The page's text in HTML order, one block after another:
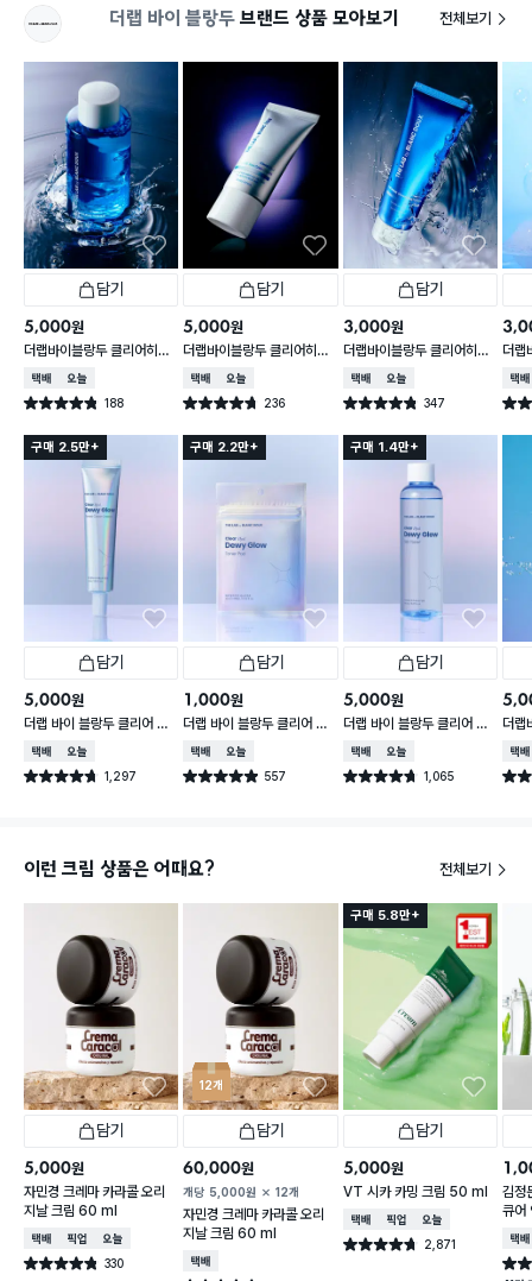
더랩 바이 블랑두 브랜드 상품 모아보기 전체보기
담기
5,000원
더랩바이블랑두 클리어히알
옴므 토너 200 ml
택배배송오늘배송
별점 4.8점 188
건 작성
담기
5,000원
더랩바이블랑두 클리어히알
옴므 톤 커버크림 30 ml
택배배송오늘배송
별점 4.7점 236
건 작성
담기
3,000원
더랩바이블랑두 클리어히알
옴므 클렌징폼 120 ml
택배배송오늘배송
별점 4.8점 347
건 작성
더랩
결
택배
별점
구매 2.5만+
담기
5,000원
더랩 바이 블랑두 클리어 히
0 ml
택배배송오늘배송
별점 4.7점 1,297
건 작성
구매 2.2만+
담기
1,000원
더랩 바이 블랑두 클리어 히
택배배송오늘배송
별점 4.9점 557
건 작성
구매 1.4만+
담기
5,000원
더랩 바이 블랑두 클리어 히
택배배송오늘배송
별점 4.7점 1,065
건 작성
더랩
택배
별점
이런 크림 상품은 어때요? 전체보기
담기
5,000원
자민경 크레마 카라콜 오리
지날 크림 60 ml
택배배송매장픽업오늘배송
별점 4.8점 330
건 작성
12개
담기
60,000원
개당 5,000원 12개
자민경 크레마 카라콜 오리
지날 크림 60 ml
택배배송
구매 5.8만+
담기
5,000원
VT 시카 카밍 크림 50 ml
택배배송매장픽업오늘배송
별점 4.7점 2,871
건 작성
김정
큐어
택배
별점